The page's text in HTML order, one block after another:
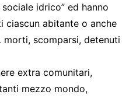
idrico” ed hanno
ciascun abitante o anche
scomparsi, detenuti
extra comunitari,
mezzo mondo,